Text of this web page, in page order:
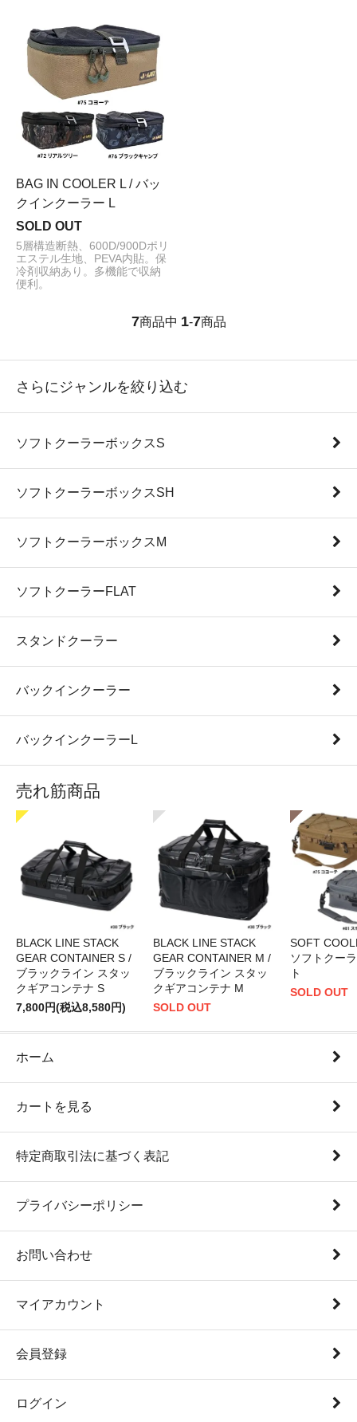
BAG IN COOLER L / バッ
クインクーラー L
SOLD OUT
5層構造断熱、600D/900Dポリ
エステル生地、PEVA内貼。保
冷剤収納あり。多機能で収納
便利。
7商品中 1-7商品
さらにジャンルを絞り込む
ソフトクーラーボックスS
ソフトクーラーボックスSH
ソフトクーラーボックスM
ソフトクーラーFLAT
スタンドクーラー
バックインクーラー
バックインクーラーL
売れ筋商品
BLACK LINE STACK
GEAR CONTAINER S /
ブラックライン スタッ
クギアコンテナ S
7,800円(税込8,580円)
BLACK LINE STACK
GEAR CONTAINER M /
ブラックライン スタッ
クギアコンテナ M
SOLD OUT
SOFT
ソフトクー
ト
SOLD OUT
ホーム
カートを見る
特定商取引法に基づく表記
プライバシーポリシー
お問い合わせ
マイアカウント
会員登録
ログイン